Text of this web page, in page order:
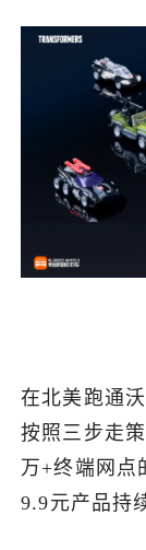
在北美跑通
按照三步走
万+终端网点
9.9元产品持